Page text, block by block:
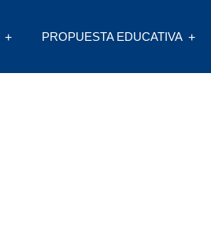
PROPUESTA EDUCATIVA